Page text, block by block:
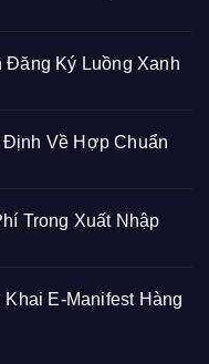
Đăng Ký Luồng Xanh
Về Hợp Chuẩn
Trong Xuất Nhập
E-Manifest Hàng